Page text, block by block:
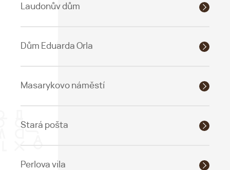
Laudonův dům
Dům Eduarda Orla
Masarykovo náměstí
Stará pošta
Perlova vila